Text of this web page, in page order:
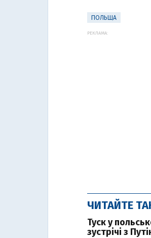
ПОЛЬЩА
РЕКЛАМА:
ЧИТАЙТЕ
Туск у
зустрічі з